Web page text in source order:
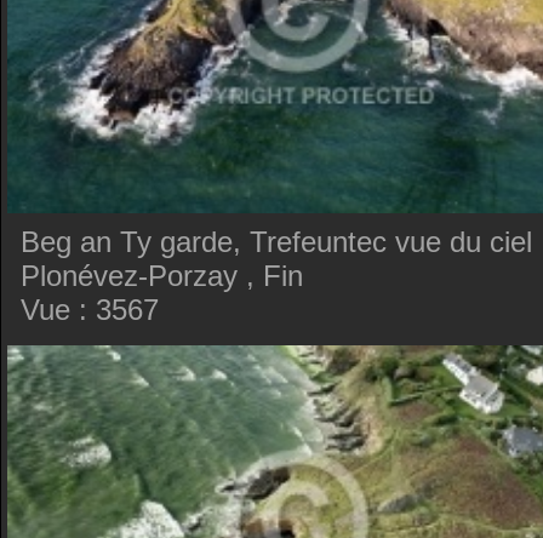
Beg an Ty garde, Trefeuntec vue du ciel
Plonévez-Porzay , Fin
Vue : 3567